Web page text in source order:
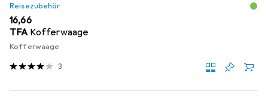
Reisezubehör
EUR
16,66
TFA Kofferwaage
Kofferwaage
3